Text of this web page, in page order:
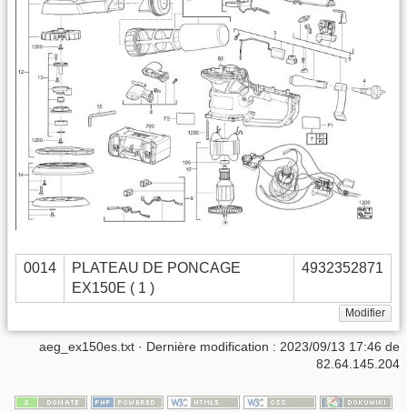
0014
PLATEAU DE PONCAGE
EX150E ( 1 )
4932352871
Modifier
aeg_ex150es.txt · Dernière modification : 2023/09/13 17:46 de
82.64.145.204